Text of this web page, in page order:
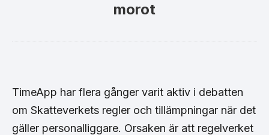
morot
TimeApp har flera gånger varit aktiv i debatten
om Skatteverkets regler och tillämpningar när det
gäller personalliggare. Orsaken är att regelverket